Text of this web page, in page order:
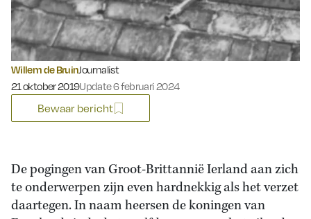
Willem de BruinJournalist
Gepubliceerd op:
21 oktober 2019Update 6 februari 2024
Bewaar bericht
De pogingen van Groot-Brittannië Ierland aan zich
te onderwerpen zijn even hardnekkig als het verzet
daartegen. In naam heersen de koningen van